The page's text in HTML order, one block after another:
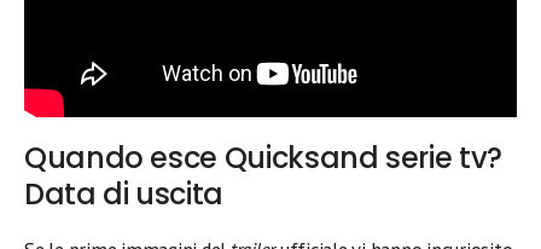
Quando esce Quicksand serie tv?
Data di uscita